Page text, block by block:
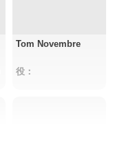
Tom Novembre
役：